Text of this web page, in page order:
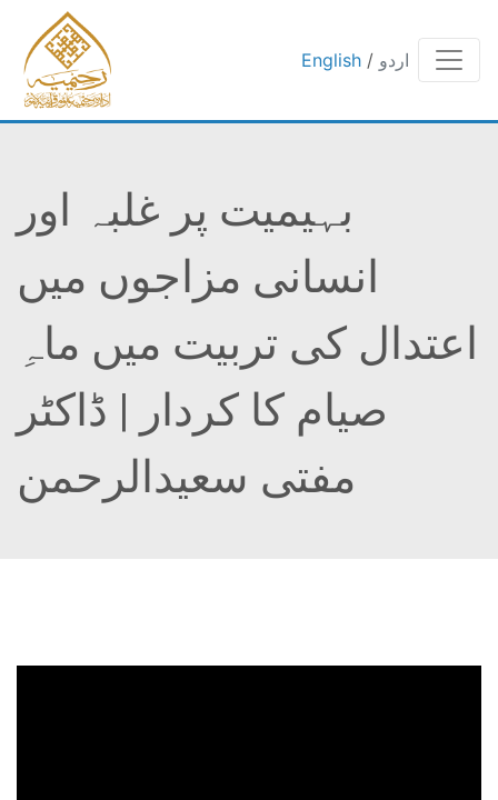
English / اردو
بہیمیت پر غلبہ اور
انسانی مزاجوں میں
اعتدال کی تربیت میں ماہِ
صیام کا کردار | ڈاکٹر
مفتی سعیدالرحمن